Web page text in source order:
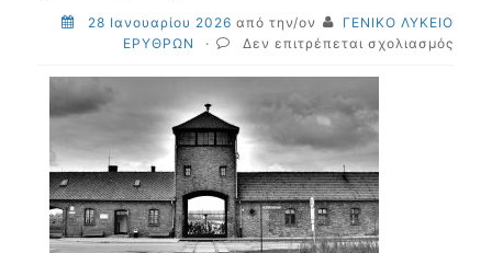
28 Ιανουαρίου 2026 από την/ον
ΓΕΝΙΚΟ ΛΥΚΕΙΟ
ΕΡΥΘΡΩΝ
· Δεν επιτρέπεται σχολιασμός